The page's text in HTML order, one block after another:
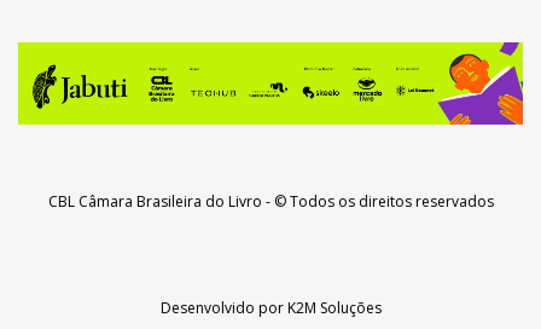
CBL Câmara Brasileira do Livro - © Todos os direitos reservados
Desenvolvido porK2M Soluções